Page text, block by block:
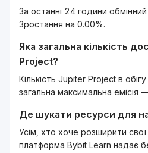
За останні 24 години
Зростання на 0.00%.
Яка загальна кількість
Project?
Кількість Jupiter Project в
загальна максимальна емісія
Де шукати ресурси для
Усім, хто хоче розширити свої
платформа Bybit Learn надає